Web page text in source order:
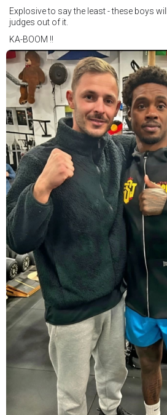
Explosive to say the least - these boys
judges out of it.
KA-BOOM !!